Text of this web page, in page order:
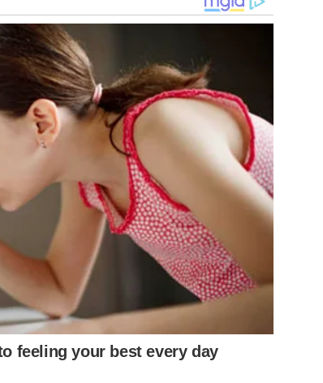
ากๆ เพราะฉะนั้นถ้ามีโอกาสอยากชวนทุกคนไปดูให้
วมเอาความสนุกที่เกิดขึ้นในรายการ
ากต่อคำ จน“มุก-เจนนี่”ยังต้องยอม แต่ละคนจะคารมดี
เวลา 13.00 น. ทางช่อง GMM 25
feeling your best every day